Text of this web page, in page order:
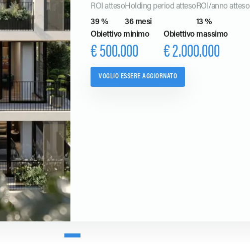
area smart working.
ROI atteso
39 %
Holding period atteso
36 mesi
ROI/anno atteso
13 %
Obiettivo minimo
€ 500.000
Obiettivo massimo
€ 2.000.000
VOGLIO ESSERE AGGIORNATO